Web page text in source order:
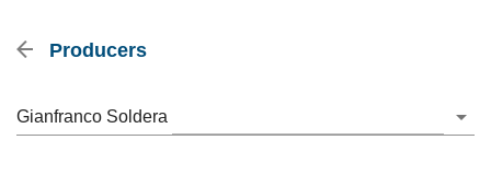
Producers
Gianfranco Soldera